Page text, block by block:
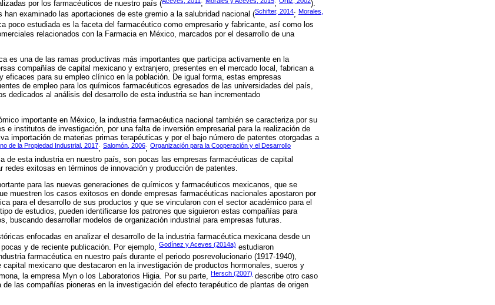
por los farmacéuticos de nuestro país (
; ;
).
han examinado las aportaciones de este gremio a la salubridad nacional (Schifter, 2014; Morales,
poco estudiada es la faceta del farmacéutico como empresario y fabricante, así como los
relacionados con la Farmacia en México, marcados por el desarrollo de una
es una de las ramas productivas más importantes que participa activamente en la
compañías de capital mexicano y extranjero, presentes en el mercado local, fabrican a
eficaces para su empleo clínico en la población. De igual forma, estas empresas
de empleo para los químicos farmacéuticos egresados de las universidades del país,
dedicados al análisis del desarrollo de esta industria se han incrementado
importante en México, la industria farmacéutica nacional también se caracteriza por su
e institutos de investigación, por una falta de inversión empresarial para la realización de
importación de materias primas terapéuticas y por el bajo número de patentes otorgadas a
de la Propiedad Industrial, 2017; Salomón, 2006; Organización para la Cooperación y el Desarrollo
de esta industria en nuestro país, son pocas las empresas farmacéuticas de capital
redes exitosas en términos de innovación y producción de patentes.
para las nuevas generaciones de químicos y farmacéuticos mexicanos, que se
muestren los casos exitosos en donde empresas farmacéuticas nacionales apostaron por
para el desarrollo de sus productos y que se vincularon con el sector académico para el
de estudios, pueden identificarse los patrones que siguieron estas compañías para
buscando desarrollar modelos de organización industrial para empresas futuras.
enfocadas en analizar el desarrollo de la industria farmacéutica mexicana desde un
y de reciente publicación. Por ejemplo, Godínez y Aceves (2014a) estudiaron
farmacéutica en nuestro país durante el periodo posrevolucionario (1917-1940),
mexicano que destacaron en la investigación de productos hormonales, sueros y
la empresa Myn o los Laboratorios Higia. Por su parte, Hersch (2007) describe otro caso
las compañías pioneras en la investigación del efecto terapéutico de plantas de origen